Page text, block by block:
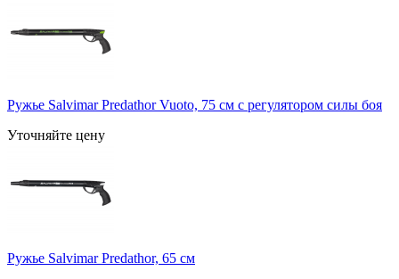
Ружье Salvimar Predathor Vuoto, 75 см с регулятором силы боя
Уточняйте цену
Ружье Salvimar Predathor, 65 см